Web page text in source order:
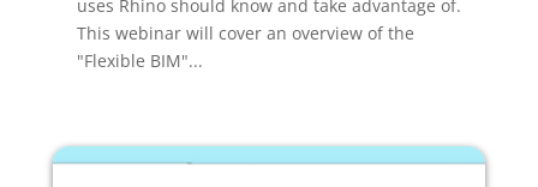
uses Rhino should know and take advantage of.
This webinar will cover an overview of the
"Flexible BIM"...